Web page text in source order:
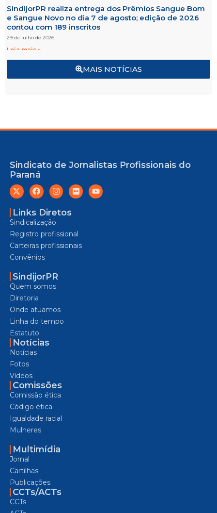
MAIS NOTÍCIAS
SindijorPR realiza entrega dos Prêmios Sangue Bom
e Sangue Novo no dia 7 de agosto; edição de 2026
contou com 189 inscritos
29 de julho de 2026
Leia mais »
Sindicato de Jornalistas Profissionais do
Paraná
Links Diretos
Sindicalização
Registro profissional
Carteiras profissionais
Convênios
SindijorPR
Quem somos
Diretoria
Onde atuamos
Linha do tempo
Estatuto
Notícias
Notícias
Fotos
Vídeos
Comissões
Comissão ética
Código ética
Igualdade racial
Mulheres
Multimídia
Jornal
Cartilhas
Publicações
CCTs/ACTs
CCTs